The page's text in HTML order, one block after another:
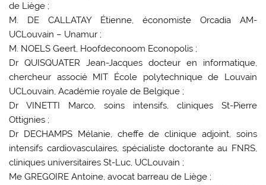
de Liège ;
M. DE CALLATAY Étienne, économiste Orcadia AM-
UCLouvain – Unamur ;
M. NOELS Geert, Hoofdeconoom Econopolis ;
Dr QUISQUATER Jean-Jacques docteur en informatique,
chercheur associé MIT École polytechnique de Louvain
UCLouvain, Académie royale de Belgique ;
Dr VINETTI Marco, soins intensifs, cliniques St-Pierre
Ottignies ;
Dr DECHAMPS Mélanie, cheffe de clinique adjoint, soins
intensifs cardiovasculaires, spécialiste doctorante au FNRS,
cliniques universitaires St-Luc, UCLouvain ;
Me GREGOIRE Antoine, avocat barreau de Liège ;